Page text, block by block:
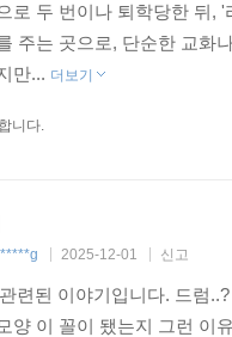
이다. 연출을 맡은 팀 밀란
다. 클레어 키건이 거대한
. 이처럼 키건과 포터의 작
것을 해내는 작은 걸작
) 분량으로 그의 작품
큼 그 안에 담긴 감정의
로 두 번이나 퇴학당한 뒤,
주는 곳으로, 단순한 교화
만... 더보기
니다.
2025-12-01 신고
련된 이야기입니다. 드럼
양 이 꼴이 됐는지 그런 이